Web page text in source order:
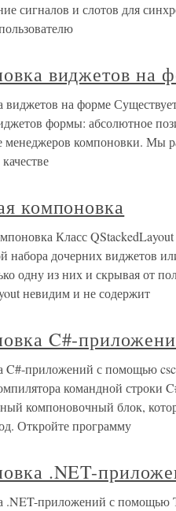
сигналов и слотов для
виджетов на
на форме
формы: абсолютное
менеджеров компоновки. Мы
компоновка
Класс
набора дочерних виджетов
одну из них и скрывая от
невидим и не содержит
C#-
приложений с помощью
командной строки
компоновочный блок,
Откройте программу
.NET-
.NET-приложений с помощью